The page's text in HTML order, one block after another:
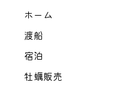
ホーム
渡船
宿泊
牡蠣販売